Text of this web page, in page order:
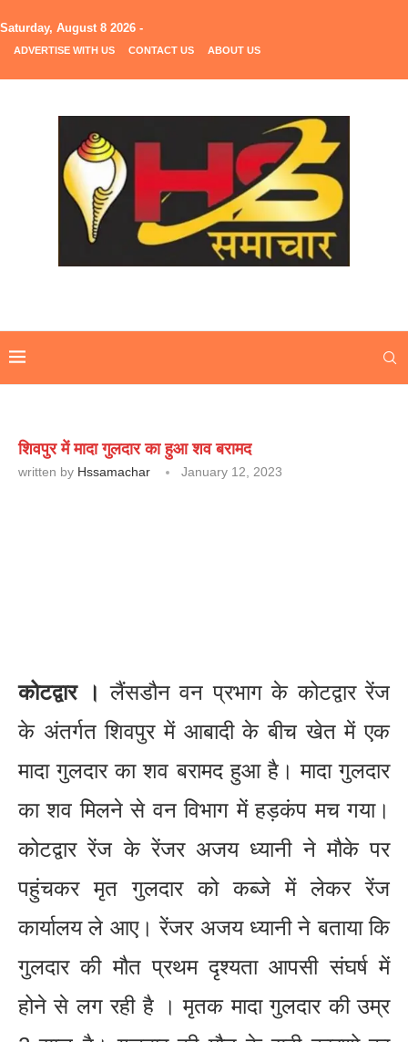
Saturday, August 8 2026 -
ADVERTISE WITH US CONTACT US ABOUT US
शिवपुर में मादा गुलदार का हुआ शव बरामद
written by Hssamachar January 12, 2023
कोटद्वार । लैंसडौन वन प्रभाग के कोटद्वार रेंज
के अंतर्गत शिवपुर में आबादी के बीच खेत में एक
मादा गुलदार का शव बरामद हुआ है। मादा गुलदार
का शव मिलने से वन विभाग में हड़कंप मच गया।
कोटद्वार रेंज के रेंजर अजय ध्यानी ने मौके पर
पहुंचकर मृत गुलदार को कब्जे में लेकर रेंज
कार्यालय ले आए। रेंजर अजय ध्यानी ने बताया कि
गुलदार की मौत प्रथम दृश्यता आपसी संघर्ष में
होने से लग रही है । मृतक मादा गुलदार की उम्र